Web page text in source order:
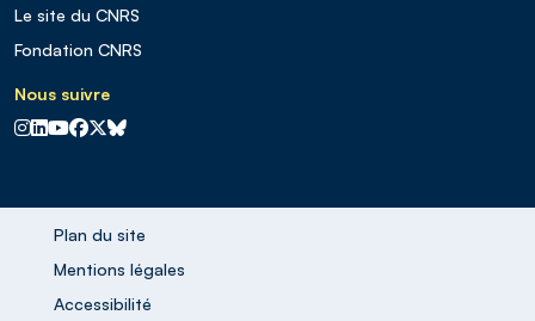
Le site du CNRS
Fondation CNRS
Nous suivre
CNRS sur Instagram
CNRS sur Linkedin
CNRS sur Youtube
CNRS sur Facebook
CNRS sur X
CNRS sur Blus sky
Plan du site
Mentions légales
Accessibilité